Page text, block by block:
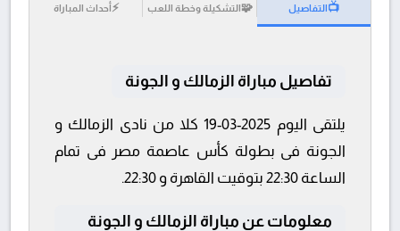
📺التفاصيل 🧩التشكيلة وخطة اللعب ⚡أحداث المباراة
تفاصيل مباراة الزمالك و الجونة
يلتقى اليوم 2025-03-19 كلا من نادى الزمالك و
الجونة فى بطولة كأس عاصمة مصر فى تمام
الساعة 22:30 بتوقيت القاهرة و 22:30.
معلومات عن مباراة الزمالك و الجونة